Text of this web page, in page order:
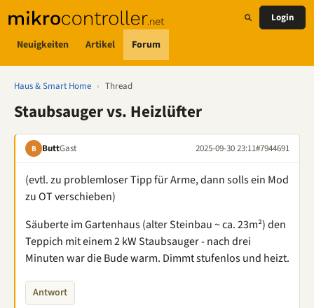
Neuigkeiten Artikel Forum
Login
Haus & Smart Home › Thread
Staubsauger vs. Heizlüfter
B ButtGast 2025-09-30 23:11#7944691
(evtl. zu problemloser Tipp für Arme, dann solls ein Mod
zu OT verschieben)
Säuberte im Gartenhaus (alter Steinbau ~ ca. 23m²) den
Teppich mit einem 2 kW Staubsauger - nach drei
Minuten war die Bude warm. Dimmt stufenlos und heizt.
Antwort